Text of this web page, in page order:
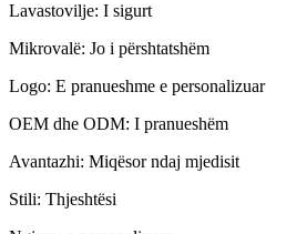
Lavastovilje: I sigurt
Mikrovalë: Jo i përshtatshëm
Logo: E pranueshme e personalizuar
OEM dhe ODM: I pranueshëm
Avantazhi: Miqësor ndaj mjedisit
Stili: Thjeshtësi